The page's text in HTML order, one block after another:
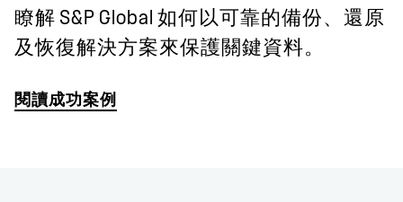
瞭解 S&P Global 如何以可靠的備份、還原
及恢復解決方案來保護關鍵資料。
閱讀成功案例